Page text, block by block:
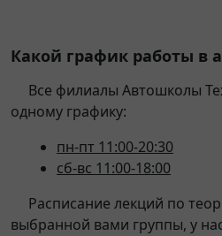
Какой график работы в
Все филиалы Автошколы
одному графику:
пн-пт 11:00-20:30
сб-вс 11:00-18:00
Расписание лекций по
выбранной вами группы, у